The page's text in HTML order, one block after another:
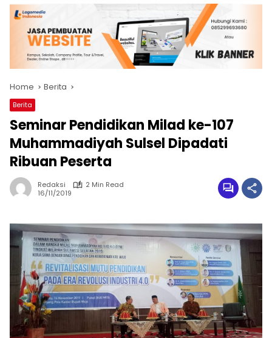
Home Berita
Berita
Seminar Pendidikan Milad ke-107
Muhammadiyah Sulsel Dipadati
Ribuan Peserta
Redaksi
2 Min Read
16/11/2019